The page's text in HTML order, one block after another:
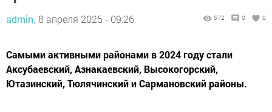
admin, 8 апреля 2025 - 09:26 572 0 0
Самыми активными районами в 2024 году стали
Аксубаевский, Азнакаевский, Высокогорский,
Ютазинский, Тюлячинский и Сармановский районы.